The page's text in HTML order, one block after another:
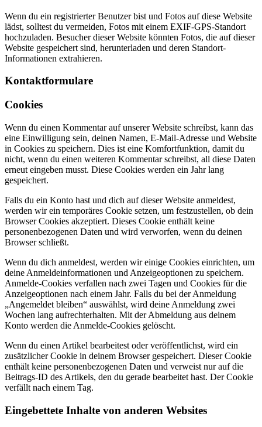
Wenn du ein registrierter Benutzer bist und Fotos auf diese Website
lädst, solltest du vermeiden, Fotos mit einem EXIF-GPS-Standort
hochzuladen. Besucher dieser Website könnten Fotos, die auf dieser
Website gespeichert sind, herunterladen und deren Standort-
Informationen extrahieren.
Kontaktformulare
Cookies
Wenn du einen Kommentar auf unserer Website schreibst, kann das
eine Einwilligung sein, deinen Namen, E-Mail-Adresse und Website
in Cookies zu speichern. Dies ist eine Komfortfunktion, damit du
nicht, wenn du einen weiteren Kommentar schreibst, all diese Daten
erneut eingeben musst. Diese Cookies werden ein Jahr lang
gespeichert.
Falls du ein Konto hast und dich auf dieser Website anmeldest,
werden wir ein temporäres Cookie setzen, um festzustellen, ob dein
Browser Cookies akzeptiert. Dieses Cookie enthält keine
personenbezogenen Daten und wird verworfen, wenn du deinen
Browser schließt.
Wenn du dich anmeldest, werden wir einige Cookies einrichten, um
deine Anmeldeinformationen und Anzeigeoptionen zu speichern.
Anmelde-Cookies verfallen nach zwei Tagen und Cookies für die
Anzeigeoptionen nach einem Jahr. Falls du bei der Anmeldung
„Angemeldet bleiben“ auswählst, wird deine Anmeldung zwei
Wochen lang aufrechterhalten. Mit der Abmeldung aus deinem
Konto werden die Anmelde-Cookies gelöscht.
Wenn du einen Artikel bearbeitest oder veröffentlichst, wird ein
zusätzlicher Cookie in deinem Browser gespeichert. Dieser Cookie
enthält keine personenbezogenen Daten und verweist nur auf die
Beitrags-ID des Artikels, den du gerade bearbeitet hast. Der Cookie
verfällt nach einem Tag.
Eingebettete Inhalte von anderen Websites